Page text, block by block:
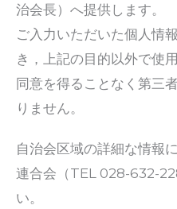
治会長）へ提供します。
ご入力いただいた個人情
き，上記の目的以外で使
同意を得ることなく第三
りません。
自治会区域の詳細な情報
連合会（TEL 028-632-
い。